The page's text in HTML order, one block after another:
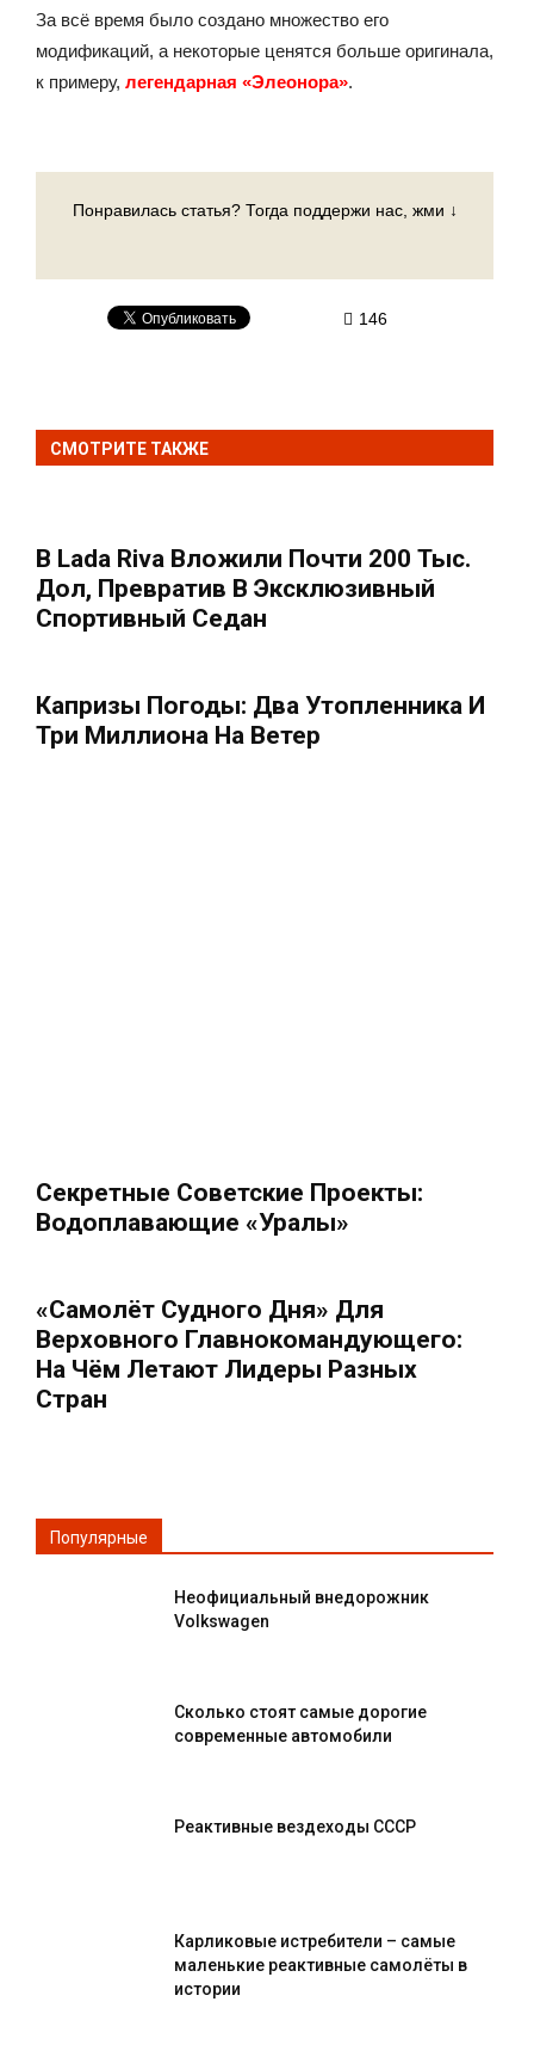
За всё время было создано множество его
модификаций, а некоторые ценятся больше оригинала,
к примеру, легендарная «Элеонора».
Понравилась статья? Тогда поддержи нас, жми ↓
146
СМОТРИТЕ ТАКЖЕ
В Lada Riva Вложили Почти 200 Тыс.
Дол, Превратив В Эксклюзивный
Спортивный Седан
Капризы Погоды: Два Утопленника И
Три Миллиона На Ветер
Секретные Советские Проекты:
Водоплавающие «Уралы»
«Самолёт Судного Дня» Для
Верховного Главнокомандующего:
На Чём Летают Лидеры Разных
Стран
Популярные
Неофициальный внедорожник
Volkswagen
Сколько стоят самые дорогие
современные автомобили
Реактивные вездеходы СССР
Карликовые истребители – самые
маленькие реактивные самолёты в
истории